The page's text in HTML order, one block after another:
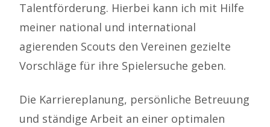
Talentförderung. Hierbei kann ich mit Hilfe
meiner national und international
agierenden Scouts den Vereinen gezielte
Vorschläge für ihre Spielersuche geben.
Die Karriereplanung, persönliche Betreuung
und ständige Arbeit an einer optimalen